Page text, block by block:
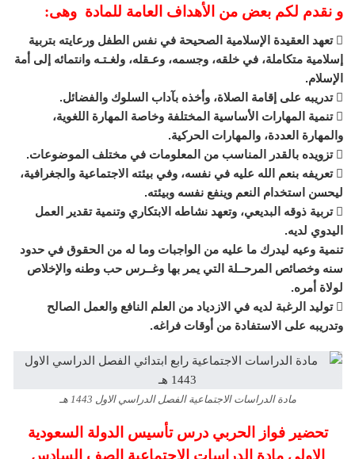
و نقدم لكم بعض من الأهداف العامة للمادة وهى:
 تعهد العقيدة الإسلامية الصحيحة في نفس الطفل ورعايته بتربية
إسلامية متكاملة، في خلقه، وجسمه، وعـقله، ولغـتـه وانتمائه إلى أمة
الإسلام.
 تدريبه على إقامة الصلاة، وأخذه بآداب السلوك والفضائل.
 تنمية المهارات الأساسية المختلفة وخاصة المهارة اللغوية،
والمهارة العددة، والمهارات الحركية.
 تزويده بالقدر المناسب من المعلومات في مختلف الموضوعات.
 تعريفه بنعم الله عليه في نفسه، وفي بيئته الاجتماعية والجغرافية،
ليحسن استخدام النعم وينفع نفسه وبيئته.
 تربية ذوقه البديعي، وتعهد نشاطه الابتكاري وتنمية تقدير العمل
اليدوي لديه.
تنمية وعيه ليدرك ما عليه من الواجبات وما له من الحقوق في حدود
سنه وخصائص المرحــلة التي يمر بها وغــرس حب وطنه والإخلاص
لولاة أمره.
 توليد الرغبة لديه في الازدياد من العلم النافع والعمل الصالح
وتدريبه على الاستفادة من أوقات فراغه.
مادة الدراسات الاجتماعية الفصل الدراسي الاول 1443 هـ
تحضير فواز الحربي درس تأسيس الدولة السعودية
الاولى مادة الدراسات الاجتماعية الصف السادس